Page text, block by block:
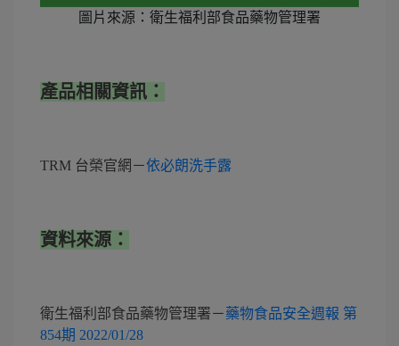
圖片來源：衛生福利部食品藥物管理署
產品相關資訊：
TRM 台榮官網－依必朗洗手露
資料來源：
衛生福利部食品藥物管理署－藥物食品安全週報 第
854期 2022/01/28